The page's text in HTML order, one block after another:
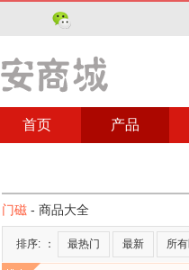
首页 产品
门磁 - 商品大全
排序: ： 最热门 最新 所